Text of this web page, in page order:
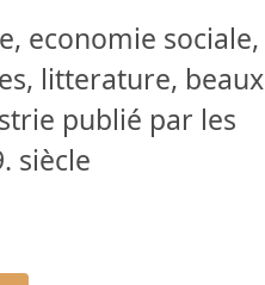
economie sociale,
litterature, beaux
publié par les
siècle